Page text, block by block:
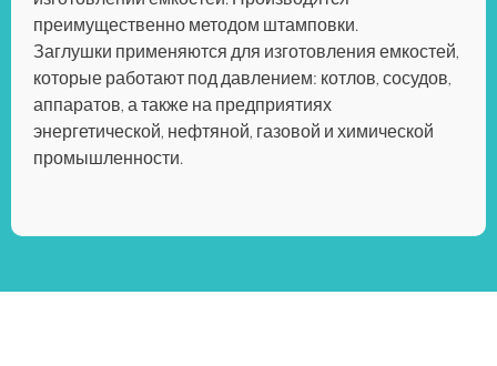
преимущественно методом штамповки.
Заглушки применяются для изготовления емкостей,
которые работают под давлением: котлов, сосудов,
аппаратов, а также на предприятиях
энергетической, нефтяной, газовой и химической
промышленности.